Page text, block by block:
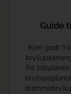
Guide
Kom godt
fra